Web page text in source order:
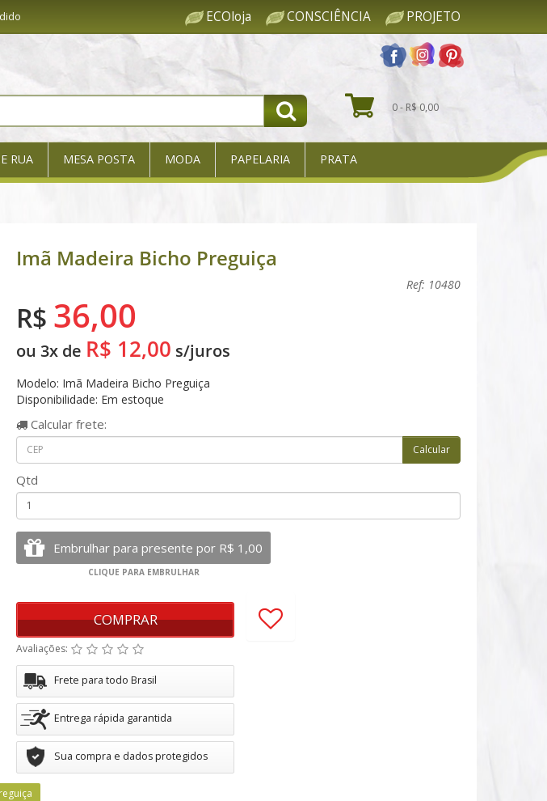
ECOloja CONSCIÊNCIA PROJETO
0 - R$ 0,00
RUA MESA POSTA MODA PAPELARIA PRATA
Imã Madeira Bicho Preguiça
Ref: 10480
R$ 36,00
ou 3x de R$ 12,00 s/juros
Modelo: Imã Madeira Bicho Preguiça
Disponibilidade: Em estoque
Calcular frete:
Qtd
COMPRAR
Avaliações:
Frete para todo Brasil
Entrega rápida garantida
Sua compra e dados protegidos